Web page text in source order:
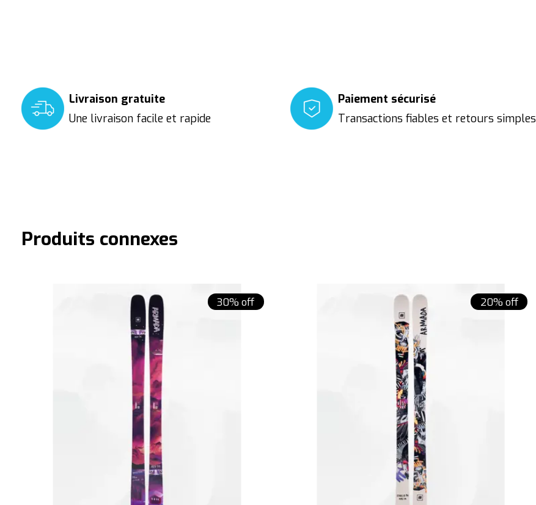
Livraison gratuite
Une livraison facile et rapide
Paiement sécurisé
Transactions fiables et retours simples
Produits connexes
30% off 20% off